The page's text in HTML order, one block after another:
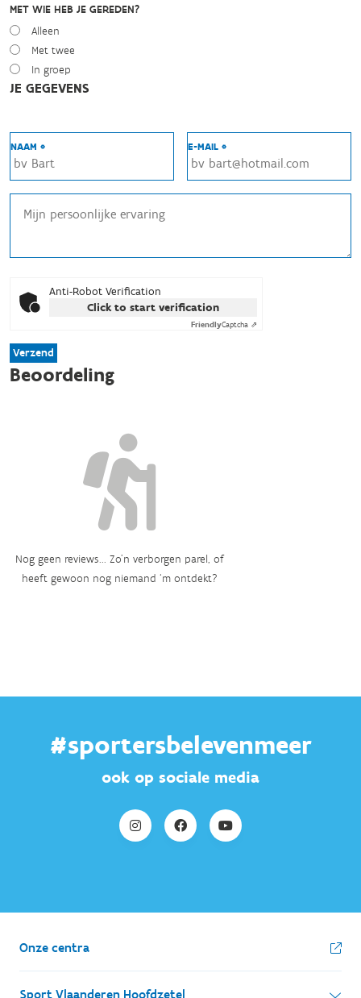
MET WIE HEB JE GEREDEN?
Alleen
Met twee
In groep
JE GEGEVENS
NAAM * E-MAIL *
Anti-Robot Verification
Click to start verification
FriendlyCaptcha ⇗
Verzend
Beoordeling
Nog geen reviews... Zo’n verborgen parel, of
heeft gewoon nog niemand ‘m ontdekt?
#sportersbelevenmeer
ook op sociale media
Onze centra
Sport Vlaanderen Hoofdzetel